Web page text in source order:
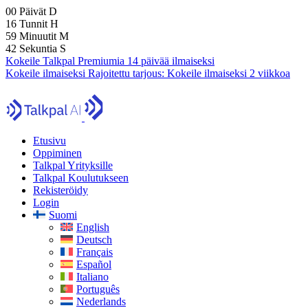
00 Päivät D
16 Tunnit H
59 Minuutit M
41 Sekuntia S
Kokeile Talkpal Premiumia 14 päivää ilmaiseksi
Kokeile ilmaiseksi Rajoitettu tarjous: Kokeile ilmaiseksi 2 viikkoa
Etusivu
Oppiminen
Talkpal Yrityksille
Talkpal Koulutukseen
Rekisteröidy
Login
Suomi
English
Deutsch
Français
Español
Italiano
Português
Nederlands